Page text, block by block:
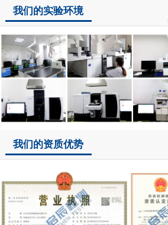
我们的实验环境
我们的资质优势